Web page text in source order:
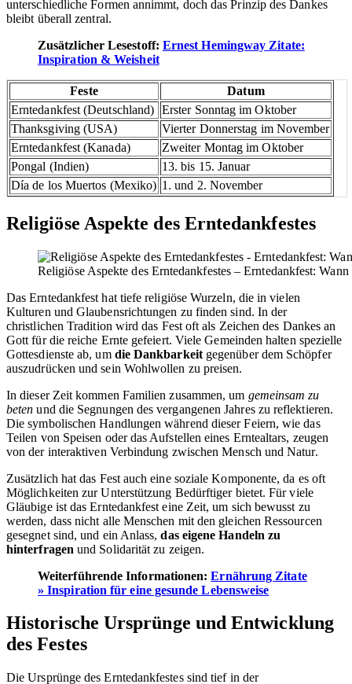
unterschiedliche Formen annimmt, doch das Prinzip des Dankes
bleibt überall zentral.
Zusätzlicher Lesestoff: Ernest Hemingway Zitate:
Inspiration & Weisheit
Feste
Datum
Erntedankfest (Deutschland) Erster Sonntag im Oktober
Thanksgiving (USA)
Vierter Donnerstag im November
Erntedankfest (Kanada)
Zweiter Montag im Oktober
Pongal (Indien)
13. bis 15. Januar
Día de los Muertos (Mexiko) 1. und 2. November
Religiöse Aspekte des Erntedankfestes
Religiöse Aspekte des Erntedankfestes – Erntedankfest:
Das Erntedankfest hat tiefe religiöse Wurzeln, die in vielen
Kulturen und Glaubensrichtungen zu finden sind. In der
christlichen Tradition wird das Fest oft als Zeichen des Dankes an
Gott für die reiche Ernte gefeiert. Viele Gemeinden halten spezielle
Gottesdienste ab, um die Dankbarkeitgegenüber dem Schöpfer
auszudrücken und sein Wohlwollen zu preisen.
In dieser Zeit kommen Familien zusammen, um gemeinsam zu
beten und die Segnungen des vergangenen Jahres zu reflektieren.
Die symbolischen Handlungen während dieser Feiern, wie das
Teilen von Speisen oder das Aufstellen eines Erntealtars, zeugen
von der interaktiven Verbindung zwischen Mensch und Natur.
Zusätzlich hat das Fest auch eine soziale Komponente, da es oft
Möglichkeiten zur Unterstützung Bedürftiger bietet. Für viele
Gläubige ist das Erntedankfest eine Zeit, um sich bewusst zu
werden, dass nicht alle Menschen mit den gleichen Ressourcen
gesegnet sind, und ein Anlass,das eigene Handeln zu
hinterfragen und Solidarität zu zeigen.
Weiterführende Informationen:Ernährung Zitate
» Inspiration für eine gesunde Lebensweise
Historische Ursprünge und Entwicklung
des Festes
Die Ursprünge des Erntedankfestes sind tief in der